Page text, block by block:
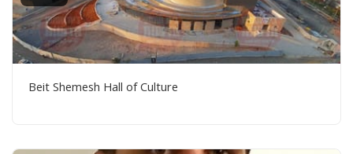
Beit Shemesh Hall of Culture